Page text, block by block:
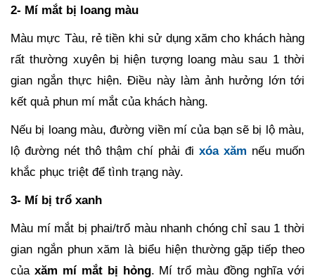
2- Mí mắt bị loang màu
Màu mực Tàu, rẻ tiền khi sử dụng xăm cho khách hàng
rất thường xuyên bị hiện tượng loang màu sau 1 thời
gian ngắn thực hiện. Điều này làm ảnh hưởng lớn tới
kết quả phun mí mắt của khách hàng.
Nếu bị loang màu, đường viền mí của bạn sẽ bị lộ màu,
lộ đường nét thô thậm chí phải đi xóa xăm nếu muốn
khắc phục triệt để tình trạng này.
3- Mí bị trổ xanh
Màu mí mắt bị phai/trổ màu nhanh chóng chỉ sau 1 thời
gian ngắn phun xăm là biểu hiện thường gặp tiếp theo
của xăm mí mắt bị hỏng. Mí trổ màu đồng nghĩa với